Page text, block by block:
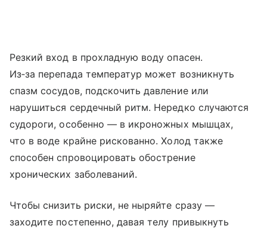
Резкий вход в прохладную воду опасен.
Из‑за перепада температур может возникнуть
спазм сосудов, подскочить давление или
нарушиться сердечный ритм. Нередко случаются
судороги, особенно — в икроножных мышцах,
что в воде крайне рискованно. Холод также
способен спровоцировать обострение
хронических заболеваний.
Чтобы снизить риски, не ныряйте сразу —
заходите постепенно, давая телу привыкнуть